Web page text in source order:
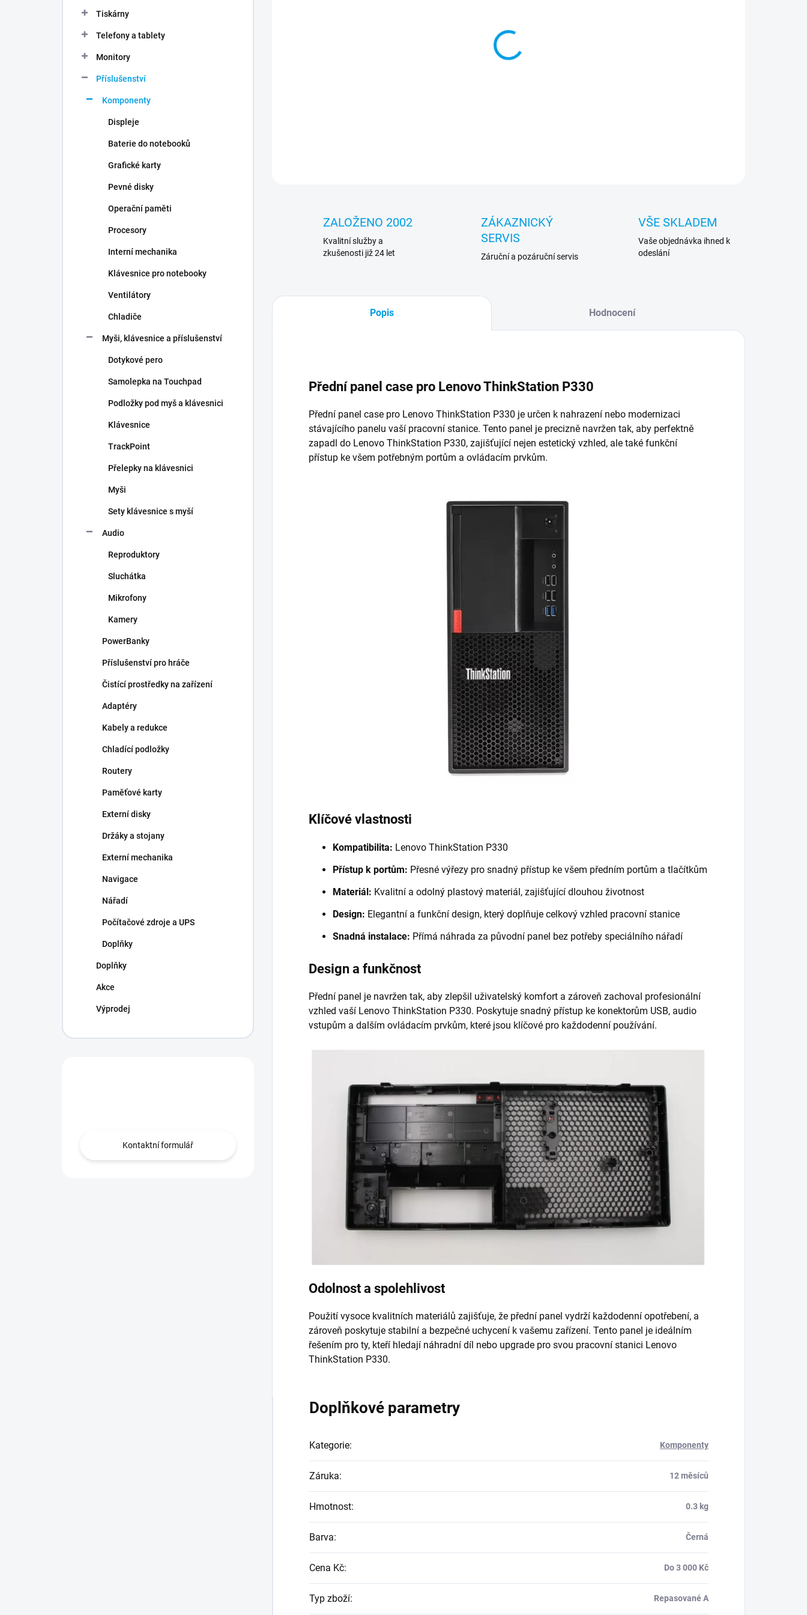
Tiskárny
Telefony a tablety
Monitory
Příslušenství
Komponenty
Displeje
Baterie do notebooků
Grafické karty
Pevné disky
Operační paměti
Procesory
Interní mechanika
Klávesnice pro notebooky
Ventilátory
Chladiče
Myši, klávesnice a příslušenství
Dotykové pero
Samolepka na Touchpad
Podložky pod myš a klávesnici
Klávesnice
TrackPoint
Přelepky na klávesnici
Myši
Sety klávesnice s myší
Audio
Reproduktory
Sluchátka
Mikrofony
Kamery
PowerBanky
Příslušenství pro hráče
Čistící prostředky na zařízení
Adaptéry
Kabely a redukce
Chladící podložky
Routery
Paměťové karty
Externí disky
Držáky a stojany
Externí mechanika
Navigace
Nářadí
Počítačové zdroje a UPS
Doplňky
Doplňky
Akce
Výprodej
Kontaktní formulář
ZALOŽENO 2002
Kvalitní služby a
zkušenosti již 24 let
ZÁKAZNICKÝ
SERVIS
Záruční a pozáruční servis
VŠE SKLADEM
Vaše objednávka ihned k
odeslání
Popis Hodnocení
Přední panel case pro Lenovo ThinkStation P330
Přední panel case pro Lenovo ThinkStation P330 je určen k nahrazení nebo modernizaci
stávajícího panelu vaší pracovní stanice. Tento panel je precizně navržen tak, aby perfektně
zapadl do Lenovo ThinkStation P330, zajišťující nejen estetický vzhled, ale také funkční
přístup ke všem potřebným portům a ovládacím prvkům.
Klíčové vlastnosti
Kompatibilita: Lenovo ThinkStation P330
Přístup k portům: Přesné výřezy pro snadný přístup ke všem předním portům a tlačítkům
Materiál: Kvalitní a odolný plastový materiál, zajišťující dlouhou životnost
Design: Elegantní a funkční design, který doplňuje celkový vzhled pracovní stanice
Snadná instalace: Přímá náhrada za původní panel bez potřeby speciálního nářadí
Design a funkčnost
Přední panel je navržen tak, aby zlepšil uživatelský komfort a zároveň zachoval profesionální
vzhled vaší Lenovo ThinkStation P330. Poskytuje snadný přístup ke konektorům USB, audio
vstupům a dalším ovládacím prvkům, které jsou klíčové pro každodenní používání.
Odolnost a spolehlivost
Použití vysoce kvalitních materiálů zajišťuje, že přední panel vydrží každodenní opotřebení, a
zároveň poskytuje stabilní a bezpečné uchycení k vašemu zařízení. Tento panel je ideálním
řešením pro ty, kteří hledají náhradní díl nebo upgrade pro svou pracovní stanici Lenovo
ThinkStation P330.
Doplňkové parametry
Kategorie: Komponenty
Záruka: 12 měsíců
Hmotnost: 0.3 kg
Barva: Černá
Cena Kč: Do 3 000 Kč
Typ zboží: Repasované A